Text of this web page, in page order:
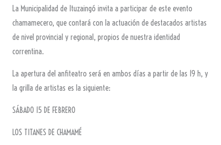
La Municipalidad de Ituzaingó invita a participar de este evento
chamamecero, que contará con la actuación de destacados artistas
de nivel provincial y regional, propios de nuestra identidad
correntina.
La apertura del anfiteatro será en ambos días a partir de las 19 h, y
la grilla de artistas es la siguiente:
SÁBADO 15 DE FEBRERO
LOS TITANES DE CHAMAMÉ